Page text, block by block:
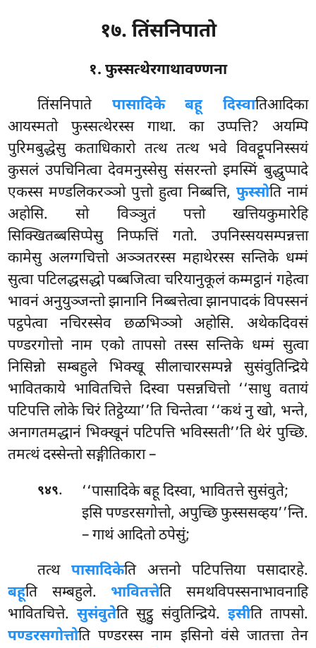
१७. तिंसनिपातो
१. फुस्सत्थेरगाथावण्णना
तिंसनिपाते पासादिके बहू दिस्वातिआदिका
आयस्मतो फुस्सत्थेरस्स गाथा. का उप्पत्ति? अयम्पि
पुरिमबुद्धेसु कताधिकारो तत्थ तत्थ भवे विवट्टूपनिस्सयं
कुसलं उपचिनित्वा देवमनुस्सेसु संसरन्तो इमस्मिं बुद्धुप्पादे
एकस्स मण्डलिकरञ्ञो पुत्तो हुत्वा निब्बत्ति, फुस्सोति नामं
अहोसि. सो विञ्ञुतं पत्तो खत्तियकुमारेहि
सिक्खितब्बसिप्पेसु निप्फत्तिं गतो. उपनिस्सयसम्पन्नत्ता
कामेसु अलग्गचित्तो अञ्ञतरस्स महाथेरस्स सन्तिके धम्मं
सुत्वा पटिलद्धसद्धो पब्बजित्वा चरियानुकूलं कम्मट्ठानं गहेत्वा
भावनं अनुयुञ्जन्तो झानानि निब्बत्तेत्वा झानपादकं विपस्सनं
पट्ठपेत्वा नचिरस्सेव छळभिञ्ञो अहोसि. अथेकदिवसं
पण्डरगोत्तो नाम एको तापसो तस्स सन्तिके धम्मं सुत्वा
निसिन्नो सम्बहुले भिक्खू सीलाचारसम्पन्ने सुसंवुतिन्द्रिये
भावितकाये भावितचित्ते दिस्वा पसन्नचित्तो ‘‘साधु वतायं
पटिपत्ति लोके चिरं तिट्ठेय्या’’ति चिन्तेत्वा ‘‘कथं नु खो, भन्ते,
अनागतमद्धानं भिक्खूनं पटिपत्ति भविस्सती’’ति थेरं पुच्छि.
तमत्थं दस्सेन्तो सङ्गीतिकारा –
९४९.
‘‘पासादिके बहू दिस्वा, भावितत्ते सुसंवुते;
इसि पण्डरसगोत्तो, अपुच्छि फुस्ससव्हय’’न्ति.
– गाथं आदितो ठपेसुं;
तत्थ पासादिकेति अत्तनो पटिपत्तिया पसादारहे.
बहूति सम्बहुले. भावितत्तेति समथविपस्सनाभावनाहि
भावितचित्ते.सुसंवुतेति सुट्ठु संवुतिन्द्रिये. इसीति तापसो.
पण्डरसगोत्तोति पण्डरस्स नाम इसिनो वंसे जातत्ता तेन